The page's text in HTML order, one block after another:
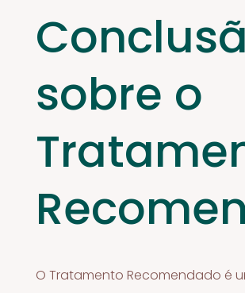
sobre o
O Tratamento Recomendado é